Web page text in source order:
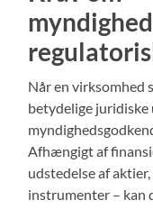
Når en virksomhed
betydelige
Afhængigt af
udstedelse af
instrumenter – kan